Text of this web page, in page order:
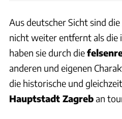
Aus deutscher Sicht sind
nicht weiter entfernt als die
haben sie durch die
anderen und eigenen
die historische und
Hauptstadt Zagreban